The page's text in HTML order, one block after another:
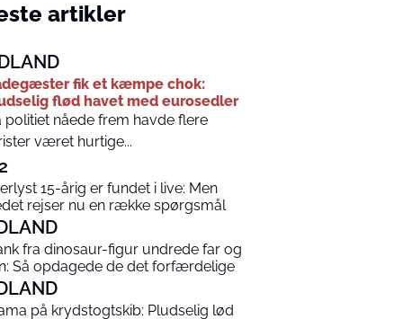
artikler
fik et kæmpe chok:
flød havet med eurosedler
politiet nåede frem havde flere
været hurtige...
15-årig er fundet i live: Men
rejser nu en række spørgsmål
fra dinosaur-figur undrede far og
Så opdagede de det forfærdelige
på krydstogtskib: Pludselig lød